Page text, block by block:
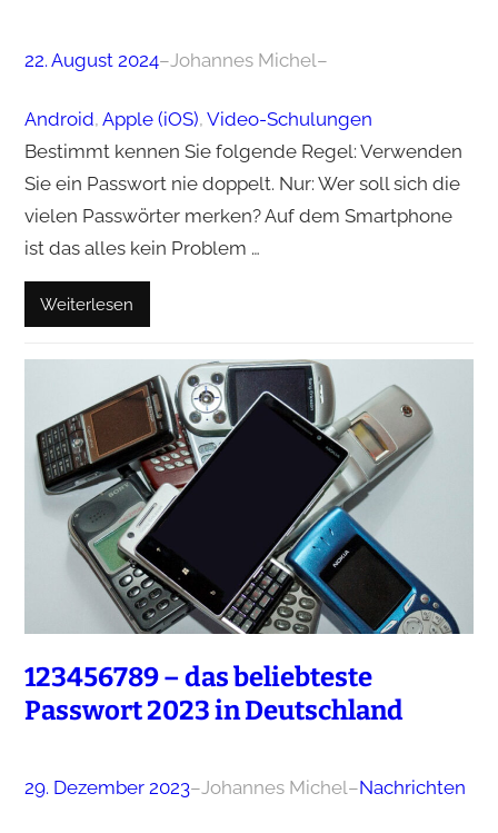
22. August 2024–Johannes Michel–
Android, Apple (iOS), Video-Schulungen
Bestimmt kennen Sie folgende Regel: Verwenden
Sie ein Passwort nie doppelt. Nur: Wer soll sich die
vielen Passwörter merken? Auf dem Smartphone
ist das alles kein Problem …
Weiterlesen
123456789 – das beliebteste
Passwort 2023 in Deutschland
29. Dezember 2023–Johannes Michel–Nachrichten